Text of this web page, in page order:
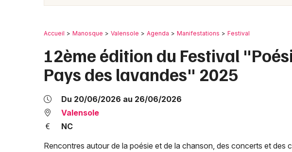
Sorties &
Mulhouse
Nice
Toutes les
Accueil Manosque Valensole Agenda Manifestations Festival
12ème édition du Festival
Pays des lavandes" 2025
Du 20/06/2026 au 26/06/2026
Valensole
NC
Rencontres autour de la poésie et de la chanson, des concerts et des